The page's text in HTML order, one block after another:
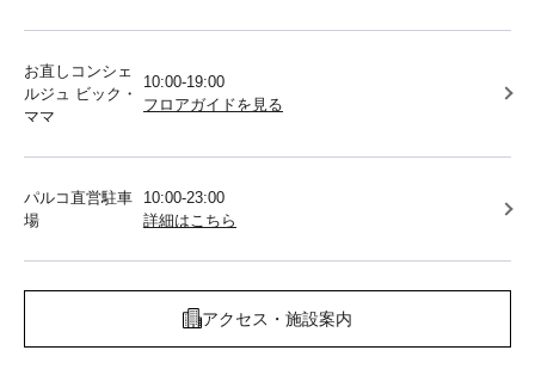
お直しコンシェ
ルジュ ビック・
ママ
10:00-19:00
フロアガイドを見る
パルコ直営駐車
場
10:00-23:00
詳細はこちら
アクセス・施設案内